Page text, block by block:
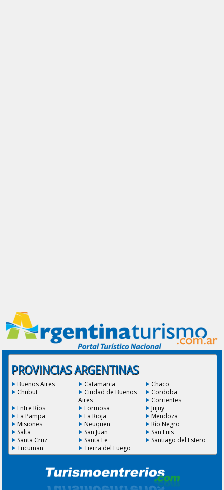
PROVINCIAS ARGENTINAS
Buenos Aires Catamarca
Chaco
Chubut
Ciudad de Buenos
Aires
Cordoba
Corrientes
Entre Ríos
Formosa
Jujuy
La Pampa
La Rioja
Mendoza
Misiones
Neuquen
Río Negro
Salta
San Juan
San Luis
Santa Cruz
Santa Fe
Santiago del Estero
Tucuman
Tierra del Fuego